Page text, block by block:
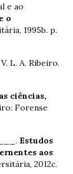
e ao
o
1995b. p.
L. A. Ribeiro.
ciências,
Forense
Estudos
aos
2012c.